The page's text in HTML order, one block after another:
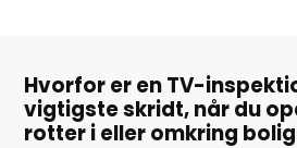
Hvorfor er en TV-
vigtigste skridt, når du
rotter i eller omkring